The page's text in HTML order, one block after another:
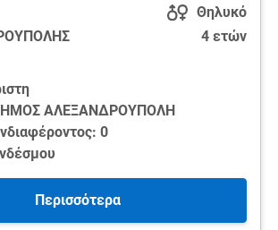
Θηλυκό
4 ετών
ΑΛΕΞΑΝΔΡΟΥΠΟΛΗ
0
Περισσότερα